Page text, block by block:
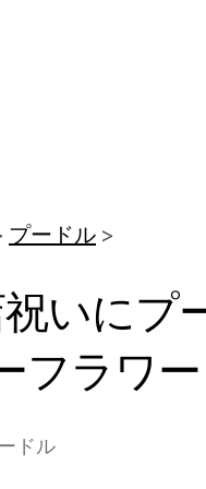
プードル
いにプ
フラワー
ドル